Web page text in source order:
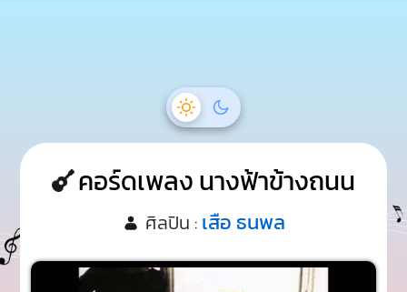
คอร์ดเพลง นางฟ้าข้างถนน
ศิลปิน : เสือ ธนพล